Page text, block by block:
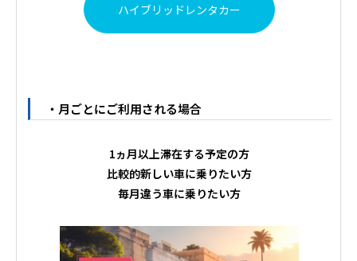
ハイブリッドレンタカー
・月ごとにご利用される場合
1ヵ月以上滞在する予定の方
比較的新しい車に乗りたい方
毎月違う車に乗りたい方